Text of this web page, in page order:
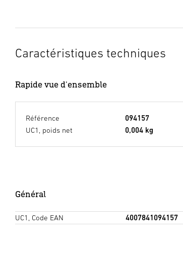
Caractéristiques techniques
Rapide vue d'ensemble
Référence
094157
UC1, poids net
0,004 kg
Général
UC1, Code EAN 4007841094157